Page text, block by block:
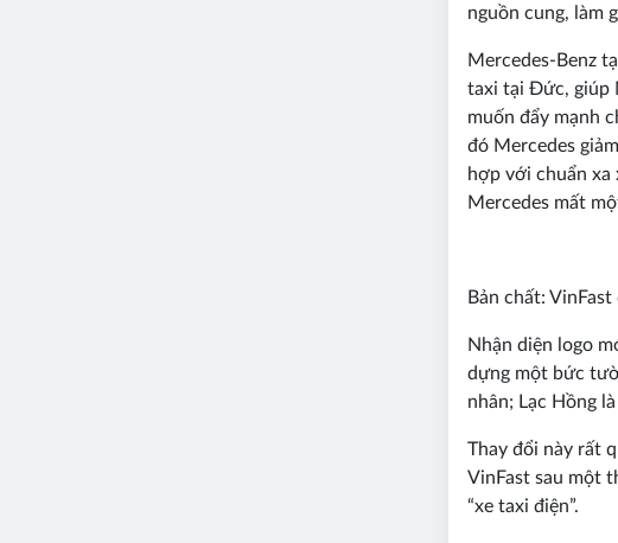
nguồn cung, làm
Mercedes-Benz
taxi tại Đức, giúp
muốn đẩy mạnh
đó Mercedes
hợp với chuẩn xa
Mercedes mất
Bản chất:
Nhận diện logo
dựng một bức
nhân; Lạc Hồng
Thay đổi này rất
VinFast sau một
“xe taxi điện”.